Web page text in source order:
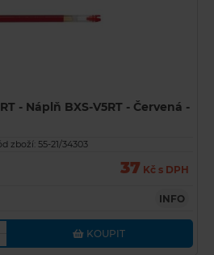
- Náplň BXS-V5RT - Červená -
zboží: 55-21/34303
37 Kč s DPH
INFO
KOUPIT